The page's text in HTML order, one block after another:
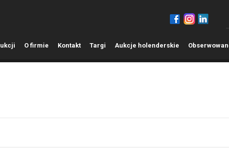
O firmie Kontakt Targi Aukcje holenderskie O